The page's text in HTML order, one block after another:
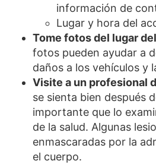
información de
Lugar y hora del
Tome fotos del lugar
fotos pueden ayudar a
daños a los vehículos y
Visite a un profesional
se sienta bien después
importante que lo
de la salud. Algunas
enmascaradas por la
el cuerpo.